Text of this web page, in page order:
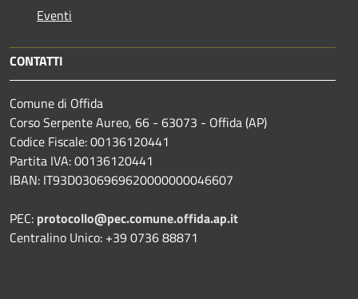
Eventi
CONTATTI
Comune di Offida
Corso Serpente Aureo, 66 - 63073 - Offida (AP)
Codice Fiscale: 00136120441
Partita IVA: 00136120441
IBAN: IT93D0306969620000000046607
PEC: protocollo@pec.comune.offida.ap.it
Centralino Unico: +39 0736 88871